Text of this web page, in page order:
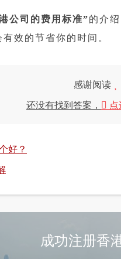
公司的费用标准”的介
效的节省你的时间。
感谢阅读
还没有找到答案，
好？
成功注册香